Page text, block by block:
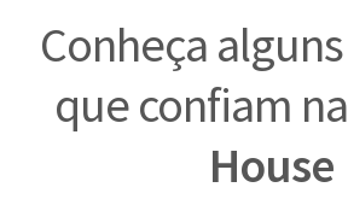
Conheça alguns
que confiam na
House